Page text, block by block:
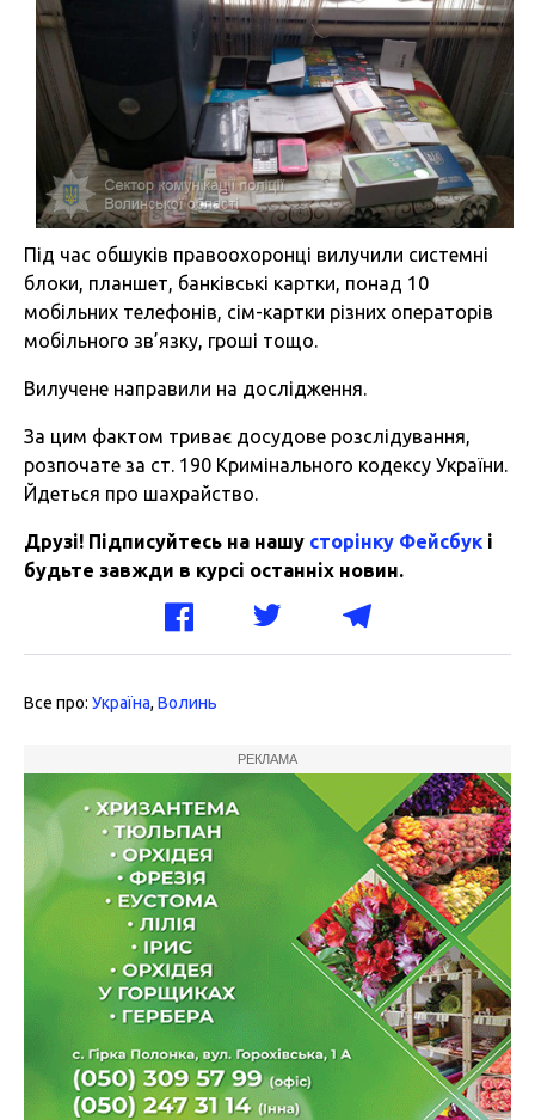
Під час обшуків правоохоронці вилучили системні
блоки, планшет, банківські картки, понад 10
мобільних телефонів, сім-картки різних операторів
мобільного зв’язку, гроші тощо.
Вилучене направили на дослідження.
За цим фактом триває досудове розслідування,
розпочате за ст. 190 Кримінального кодексу України.
Йдеться про шахрайство.
Друзі! Підписуйтесь на нашу сторінку Фейсбук і
будьте завжди в курсі останніх новин.
Все про: Україна, Волинь
РЕКЛАМА